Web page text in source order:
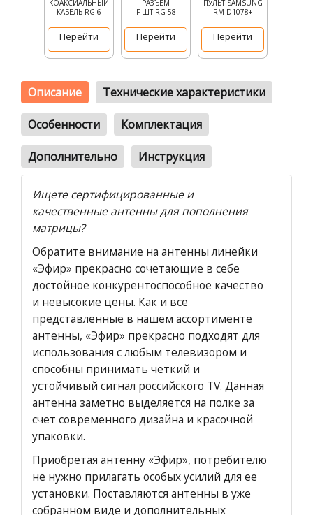
КОАКСИАЛЬНЫЙ
КАБЕЛЬ RG-6
Перейти
РАЗЪЕМ
F ШТ RG-58
Перейти
ПУЛЬТ SAMSUNG
RM-D1078+
Перейти
Описание Технические характеристики
Особенности Комплектация
Дополнительно Инструкция
Ищете сертифицированные и
качественные антенны для пополнения
матрицы?
Обратите внимание на антенны линейки
«Эфир» прекрасно сочетающие в себе
достойное конкурентоспособное качество
и невысокие цены. Как и все
представленные в нашем ассортименте
антенны, «Эфир» прекрасно подходят для
использования с любым телевизором и
способны принимать четкий и
устойчивый сигнал российского TV. Данная
антенна заметно выделяется на полке за
счет современного дизайна и красочной
упаковки.
Приобретая антенну «Эфир», потребителю
не нужно прилагать особых усилий для ее
установки. Поставляются антенны в уже
собранном виде и дополнительных